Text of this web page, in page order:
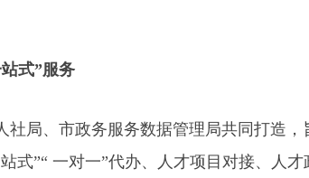
式”服务
社局、市政务服务数据管理局共同打造，
式”“ 一对一”代办、人才项目对接、人才